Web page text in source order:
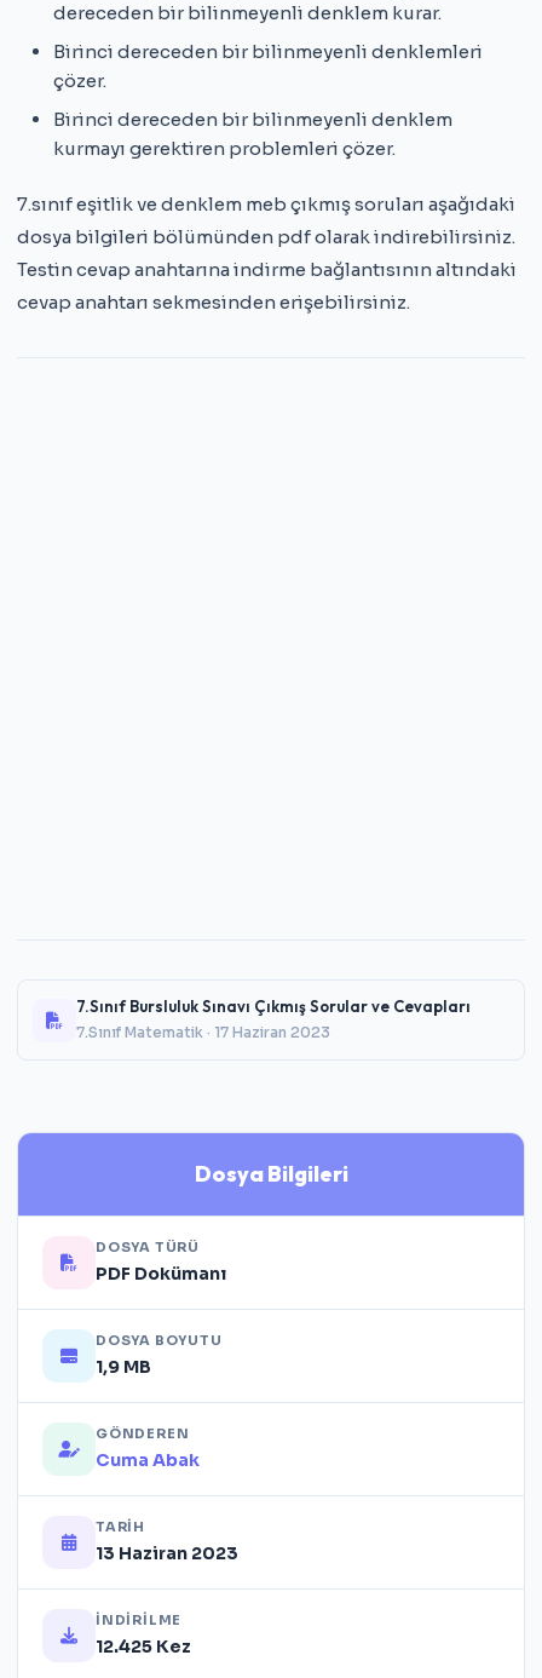
dereceden bir bilinmeyenli denklem kurar.
Birinci dereceden bir bilinmeyenli denklemleri
çözer.
Birinci dereceden bir bilinmeyenli denklem
kurmayı gerektiren problemleri çözer.
7.sınıf eşitlik ve denklem meb çıkmış soruları aşağıdaki
dosya bilgileri bölümünden pdf olarak indirebilirsiniz.
Testin cevap anahtarına indirme bağlantısının altındaki
cevap anahtarı sekmesinden erişebilirsiniz.
7.Sınıf Bursluluk Sınavı Çıkmış Sorular ve Cevapları
7.Sınıf Matematik · 17 Haziran 2023
Dosya Bilgileri
DOSYA TÜRÜ
PDF Dokümanı
DOSYA BOYUTU
1,9 MB
GÖNDEREN
Cuma Abak
TARIH
13 Haziran 2023
İNDIRILME
12.425 Kez